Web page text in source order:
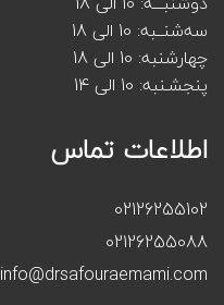
سه‌شنــبه: 10 الی 18
چهارشنبه: 10 الی 18
پنجشـنبه: 10 الی 14
اطلاعات تماس
02126255102
02126255088
info@drsafouraemami.com